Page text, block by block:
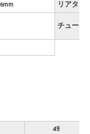
リアタイ
チューブ
49